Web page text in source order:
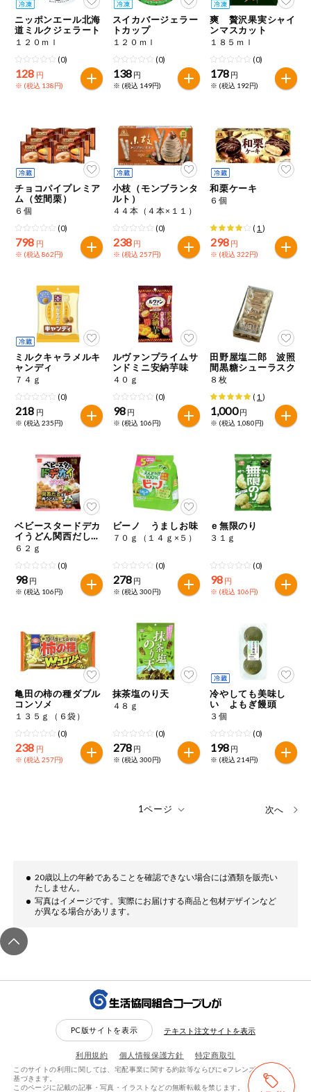
ニッポンエール北海
道ミルクジェラート
１２０ｍｌ
(0)
128 円
※ (税込 138円)
スイカバージェラー
トカップ
１２０ｍｌ
(0)
138 円
※ (税込 149円)
爽 贅沢果実シャイ
ンマスカット
１８５ｍｌ
(0)
178 円
※ (税込 192円)
チョコパイプレミア
ム（笠間栗）
６個
(0)
798 円
※ (税込 862円)
小枝（モンブランタ
ルト）
４４本（４本×１１）
(0)
238 円
※ (税込 257円)
和栗ケーキ
６個
( 1 )
298 円
※ (税込 322円)
ミルクキャラメルキ
ャンディ
７４ｇ
(0)
218 円
※ (税込 235円)
ルヴァンプライムサ
ンドミニ安納芋味
４０ｇ
(0)
98 円
※ (税込 106円)
田野屋塩二郎 波照
間黒糖シューラスク
８枚
( 1 )
1,000 円
※ (税込 1,080円)
ベビースタードデカ
イうどん関西だし風
肉うどん味
６２ｇ
(0)
98 円
※ (税込 106円)
ビーノ うましお味
７０ｇ（１４ｇ×５）
(0)
278 円
※ (税込 300円)
ｅ無限のり
３１ｇ
(0)
98 円
※ (税込 106円)
亀田の柿の種ダブル
コンソメ
１３５ｇ（６袋）
(0)
238 円
※ (税込 257円)
抹茶塩のり天
４８ｇ
(0)
278 円
※ (税込 300円)
冷やしても美味し
い よもぎ饅頭
３個
(0)
198 円
※ (税込 214円)
次へ
20歳以上の年齢であることを確認できない場合には酒類を販売い
たしません。
写真はイメージです。実際にお届けする商品と包材デザインなど
が異なる場合があリます。
PC版サイトを表示 テキスト注文サイトを表示
利用規約 個人情報保護方針 特定商取引
このサイトの利用に関しては、宅配事業に関する約款等ならびにeフレンズ利用規約に
基づきます。
このページに記載の記事・写真・イラストなどの無断転載を禁じます。